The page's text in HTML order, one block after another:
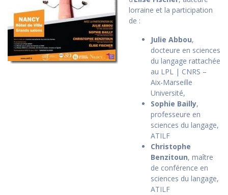
lorraine et la participation
de :
Julie Abbou,
docteure en sciences
du langage rattachée
au LPL | CNRS –
Aix-Marseille
Université,
Sophie Bailly,
professeure en
sciences du langage,
ATILF
Christophe
Benzitoun, maître
de conférence en
sciences du langage,
ATILF